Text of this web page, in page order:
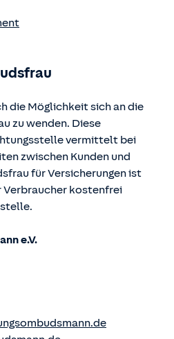
können über die vom
werden.
die Möglichkeit sich an die
zu wenden. Diese
vermittelt bei
zwischen Kunden und
für Versicherungen ist
Verbraucher kostenfrei
e.V.